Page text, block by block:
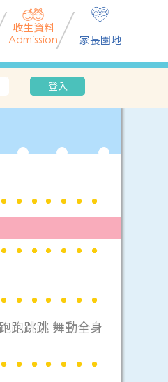
收生資料
Admission
家長園地
登入
跑跳跳 舞動全身